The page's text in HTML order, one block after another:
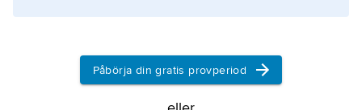
Information om artikeln
Påbörja din gratis provperiod